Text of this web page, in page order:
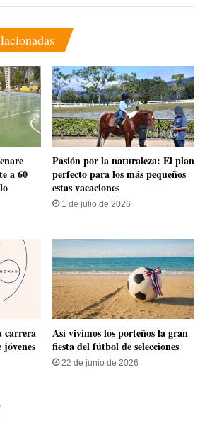
a 60
Pasión por la naturaleza: El plan
perfecto para los más pequeños
estas vacaciones
1 de julio de 2026
carrera
Así vivimos los porteños la gran
fiesta del fútbol de selecciones
22 de junio de 2026